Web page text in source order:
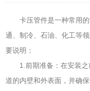
卡压管件是一种常用的
通、制冷、石油、化工等
要说明：
1.前期准备：在安装之
道的内壁和外表面，并确